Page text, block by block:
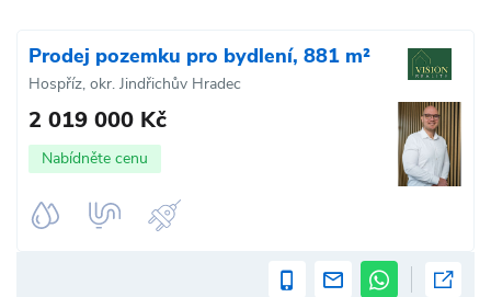
Prodej pozemku pro bydlení, 881 m²
Hospříz, okr. Jindřichův Hradec
2 019 000 Kč
Nabídněte cenu